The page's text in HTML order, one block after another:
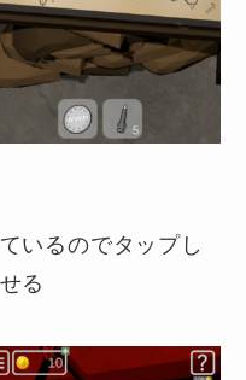
いるのでタップし
る